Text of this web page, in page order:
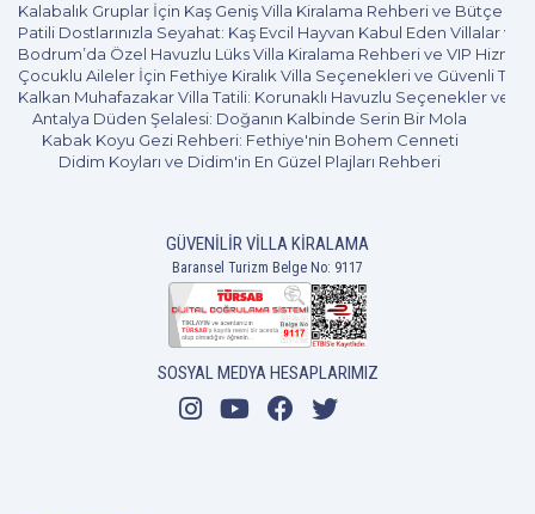
5 Kişi
Kalabalık Gruplar İçin Kaş Geniş Villa Kiralama Rehberi ve Bütçe
Patili Dostlarınızla Seyahat: Kaş Evcil Hayvan Kabul Eden Villalar ve
Bodrum’da Özel Havuzlu Lüks Villa Kiralama Rehberi ve VIP
Çocuklu Aileler İçin Fethiye Kiralık Villa Seçenekleri ve Güvenli
Kalkan Muhafazakar Villa Tatili: Korunaklı Havuzlu Seçenekler ve
Antalya Düden Şelalesi: Doğanın Kalbinde Serin Bir Mola
Kabak Koyu Gezi Rehberi: Fethiye'nin Bohem Cenneti
Didim Koyları ve Didim'in En Güzel Plajları Rehberi
GÜVENILIR VILLA KIRALAMA
Baransel Turizm Belge No: 9117
SOSYAL MEDYA HESAPLARIMIZ